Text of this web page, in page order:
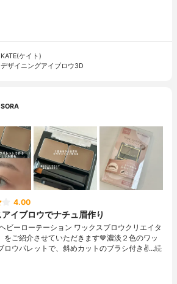
KATE(ケイト)
デザイニングアイブロウ3D
SORA
4.00
イブロウでナチュ眉作り
ビーローテーション ワックスブロウクリエイタ
をご紹介させていただきます🤎⁡濃淡２色のワッ
ロウパレットで、斜めカットのブラシ付き✌…続